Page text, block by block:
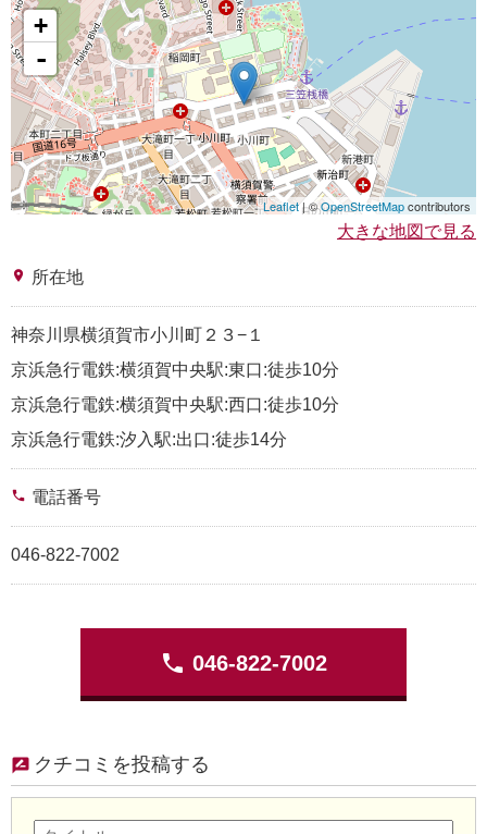
+
-
Leaflet| ©OpenStreetMapcontributors
大きな地図で見る
place 所在地
神奈川県横須賀市小川町２３−１
京浜急行電鉄:横須賀中央駅:東口:徒歩10分
京浜急行電鉄:横須賀中央駅:西口:徒歩10分
京浜急行電鉄:汐入駅:出口:徒歩14分
phone 電話番号
046-822-7002
phone 046-822-7002
クチコミを投稿する